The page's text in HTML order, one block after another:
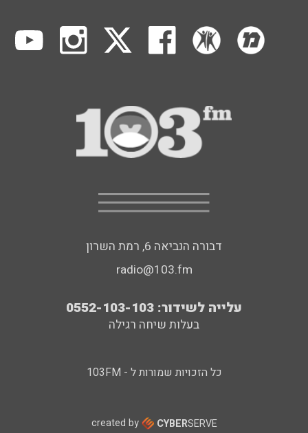
דבורה הנביאה 6, רמת השרון
radio@103.fm
עלייה לשידור: 0552-103-103
בעלות שיחה רגילה
כל הזכויות שמורות ל - 103FM
created by CYBERSERVE